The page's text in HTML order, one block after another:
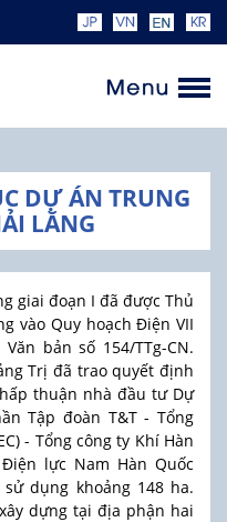
DỰ ÁN TRUNG
LĂNG
giai đoạn I đã được Thủ
vào Quy hoạch Điện VII
bản số 154/TTg-CN.
Trị đã trao quyết định
thuận nhà đầu tư Dự
Tập đoàn T&T - Tổng
- Tổng công ty Khí Hàn
lực Nam Hàn Quốc
dụng khoảng 148 ha.
dựng tại địa phận hai